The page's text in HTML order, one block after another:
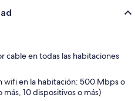
cable en todas las habitaciones
wifi en la habitación: 500 Mbps o
más, 10 dispositivos o más)